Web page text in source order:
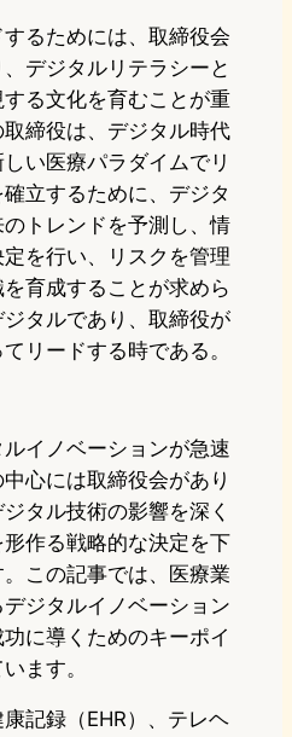
るためには、取締役会
デジタルリテラシーと
る文化を育むことが重
締役は、デジタル時代
い医療パラダイムでリ
立するために、デジタ
トレンドを予測し、情
を行い、リスクを管理
育成することが求めら
タルであり、取締役が
リードする時である。
イノベーションが急速
心には取締役会があり
タル技術の影響を深く
作る戦略的な決定を下
この記事では、医療業
ジタルイノベーション
に導くためのキーポイ
ます。
記録（EHR）、テレヘ